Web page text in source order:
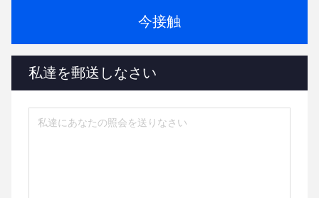
今接触
私達を郵送しなさい